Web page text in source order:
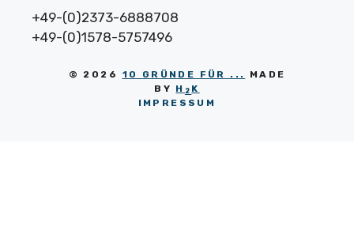
+49-(0)2373-6888708
+49-(0)1578-5757496
© 2026 10 GRÜNDE FÜR ...
MADE
BY H 2K
IMPRESSUM